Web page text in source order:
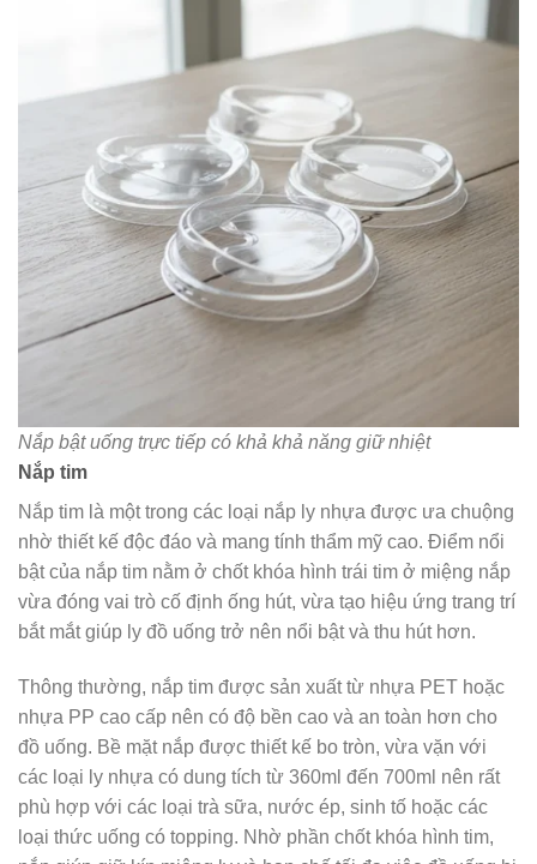
Nắp bật uống trực tiếp có khả khả năng giữ nhiệt
Nắp tim
Nắp tim là một trong các loại nắp ly nhựa được ưa chuộng
nhờ thiết kế độc đáo và mang tính thẩm mỹ cao. Điểm nổi
bật của nắp tim nằm ở chốt khóa hình trái tim ở miệng nắp
vừa đóng vai trò cố định ống hút, vừa tạo hiệu ứng trang trí
bắt mắt giúp ly đồ uống trở nên nổi bật và thu hút hơn.
Thông thường, nắp tim được sản xuất từ nhựa PET hoặc
nhựa PP cao cấp nên có độ bền cao và an toàn hơn cho
đồ uống. Bề mặt nắp được thiết kế bo tròn, vừa vặn với
các loại ly nhựa có dung tích từ 360ml đến 700ml nên rất
phù hợp với các loại trà sữa, nước ép, sinh tố hoặc các
loại thức uống có topping. Nhờ phần chốt khóa hình tim,